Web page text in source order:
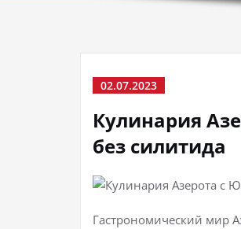
02.07.2023
Кулинария
без силитида
Гастрономический мир